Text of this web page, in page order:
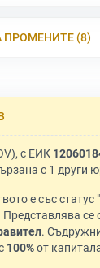
(8)
с ЕИК
с 1 други
е със статус "
се
.
100%от